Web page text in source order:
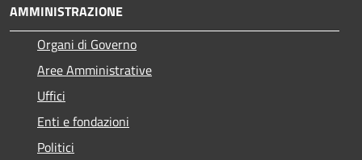
AMMINISTRAZIONE
Organi di Governo
Aree Amministrative
Uffici
Enti e fondazioni
Politici